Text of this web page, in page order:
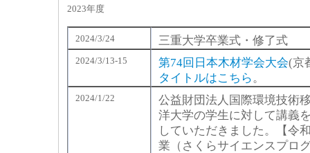
2023年度
2024/3/24 三重大学卒業式・修了式
2024/3/13-15 第74回日本木材学会大会(京
タイトルはこちら。
2024/1/22
公益財団法人国際環境技術
洋大学の学生に対して講義
していただきました。【令
業（さくらサイエンスプロ